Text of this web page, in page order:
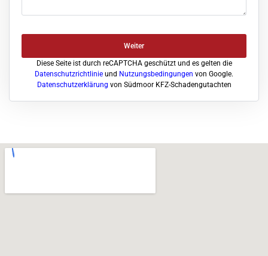
Weiter
Diese Seite ist durch reCAPTCHA geschützt und es gelten die
Datenschutzrichtlinie und Nutzungsbedingungen von Google.
Datenschutzerklärung von Südmoor KFZ-Schadengutachten